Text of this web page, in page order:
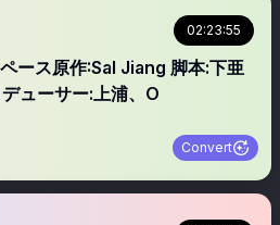
してる2nd Stage【ドラマ公式】あやひろ２
02:23:55
ース原作:Sal Jiang 脚本:下亜
ューサー:上浦、O
Convert